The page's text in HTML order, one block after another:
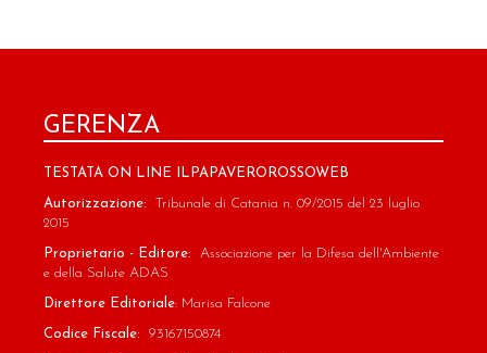
GERENZA
TESTATA ON LINE ILPAPAVEROROSSOWEB
Autorizzazione: Tribunale di Catania n. 09/2015 del 23 luglio
2015
Proprietario - Editore: Associazione per la Difesa dell'Ambiente
e della Salute ADAS
Direttore Editoriale: Marisa Falcone
Codice Fiscale: 93167150874